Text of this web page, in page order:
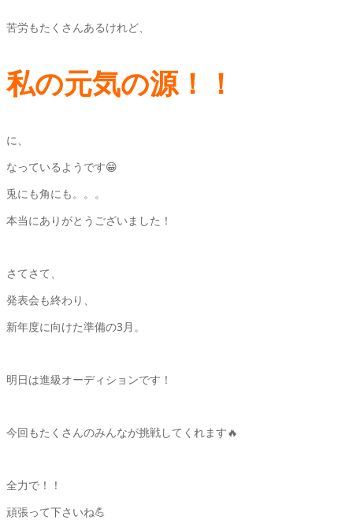
苦労もたくさんあるけれど、
私の元気の源！！
に、
なっているようです😁
兎にも角にも。。。
本当にありがとうございました！
さてさて、
発表会も終わり、
新年度に向けた準備の3月。
明日は進級オーディションです！
今回もたくさんのみんなが挑戦してくれます🔥
全力で！！
頑張って下さいね💪